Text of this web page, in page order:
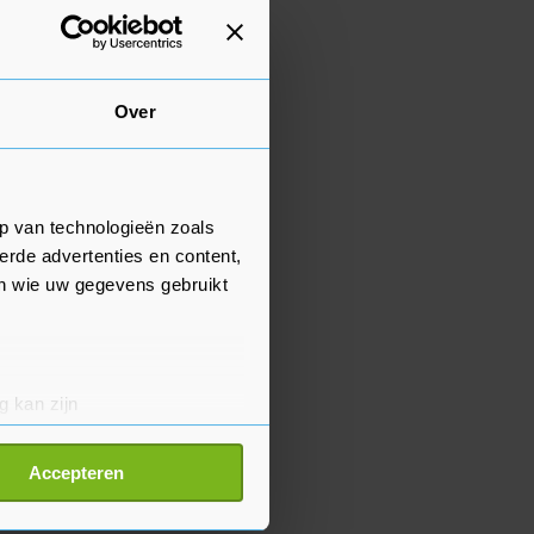
Over
van technologieën zoals
advertenties en content,
wie uw gegevens gebruikt
kan zijn
detailgedeelte
Accepteren